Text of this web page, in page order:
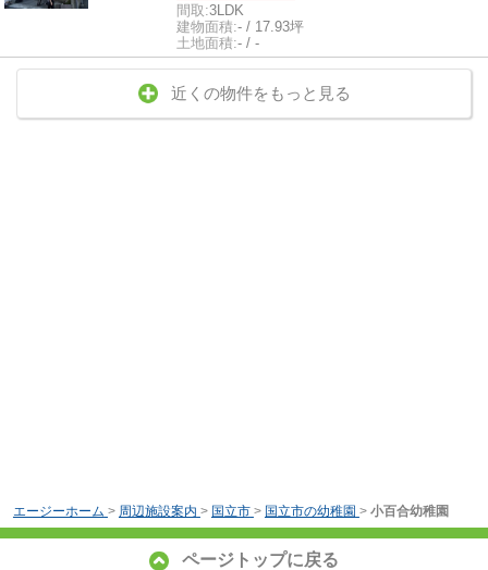
間取:3LDK
建物面積:- / 17.93坪
土地面積:- / -
近くの物件をもっと見る
エージーホーム > 周辺施設案内 > 国立市 > 国立市の幼稚園 > 小百合幼稚園
ページトップに戻る